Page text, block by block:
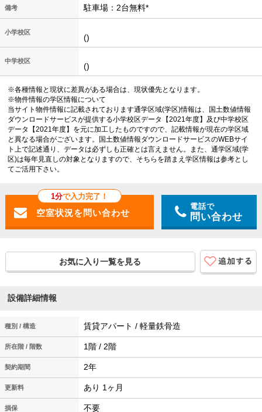
備考 駐車場：2台無料*
小学校区
()
中学校区
()
※各種情報と現状に差異がある場合は、現状優先となります。
※物件情報の学区情報について
当サイト物件情報に記載されております通学区域(学区)情報は、国土数値情報
ダウンロードサービスが提供する小学校区データ【2021年度】及び中学校区
データ【2021年度】を元に加工したものですので、記載情報が現在の学区域
と異なる場合がございます。国土数値情報ダウンロードサービスのWEBサイ
ト上で記述通り、データは必ずしも正確とは言えません。また、通学区域(学
区)は毎年見直しの対象となりますので、そちらを踏まえ学区情報は参考とし
てご活用下さい。
1分で入力完了！
電話で
問い合わせ
お気に入り一覧を見る
設備詳細情報
種別 / 構造 賃貸アパート / 軽量鉄骨造
所在階 / 階数 1階 / 2階
契約期間 2年
更新料 あり 1ヶ月
損保 不要